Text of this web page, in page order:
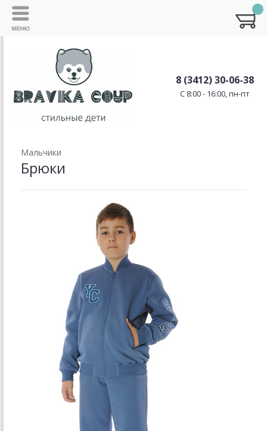
8 (3412) 30-06-38
C 8:00 - 16:00, пн-пт
Мальчики
Брюки